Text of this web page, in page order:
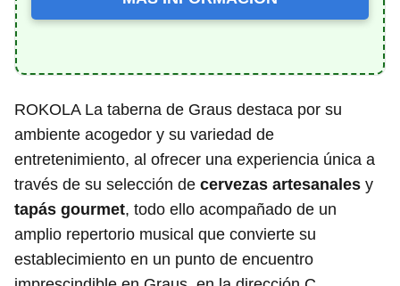
ROKOLA La taberna de Graus destaca por su
ambiente acogedor y su variedad de
entretenimiento, al ofrecer una experiencia única a
través de su selección de cervezas artesanales y
tapás gourmet, todo ello acompañado de un
amplio repertorio musical que convierte su
establecimiento en un punto de encuentro